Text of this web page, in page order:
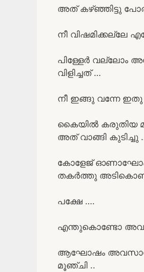
അത് കഴ്ഞ്ഞിട്ടു
നീ വിഷമിക്കല്ലേ
പിള്ളേർ വല്ലോം
വിളിച്ചത് …
നീ ഇങ്ങു വന്നേ ഇതു
കൈയിൽ കരുതിയ
അത് വാങ്ങി കുടിച്ചു
കോളേജ്
തകർത്തു
പക്ഷേ ….
എന്തുകൊണ്ടോ അവനും
ആഘോഷം
മൂഞ്ചി ..